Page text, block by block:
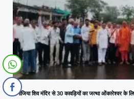
कनोजिया शिव मंदिर से 30 कावड़ियों का जत्था ओंकारेश्वर के